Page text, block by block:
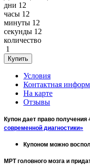
дни 12
часы 12
минуты 12
секунды 12
количество
1
Условия
Контактная
На карте
Отзывы
Купон дает право получения
современной диагностики»
Купоном можно
МРТ головного мозга и